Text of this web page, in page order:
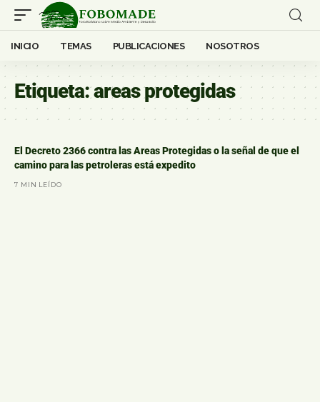
INICIO TEMAS PUBLICACIONES NOSOTROS
Etiqueta:areas protegidas
El Decreto 2366 contra las Areas Protegidas o la señal de que el
camino para las petroleras está expedito
7 MIN LEÍDO